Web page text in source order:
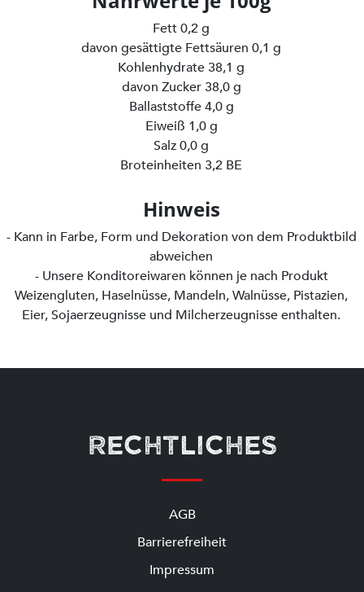
Fett 0,2 g
davon gesättigte Fettsäuren 0,1 g
Kohlenhydrate 38,1 g
davon Zucker 38,0 g
Ballaststoffe 4,0 g
Eiweiß 1,0 g
Salz 0,0 g
Broteinheiten 3,2 BE
Hinweis
- Kann in Farbe, Form und Dekoration von dem Produktbild
abweichen
- Unsere Konditoreiwaren können je nach Produkt
Weizengluten, Haselnüsse, Mandeln, Walnüsse, Pistazien,
Eier, Sojaerzeugnisse und Milcherzeugnisse enthalten.
Rechtliches
AGB
Barrierefreiheit
Impressum